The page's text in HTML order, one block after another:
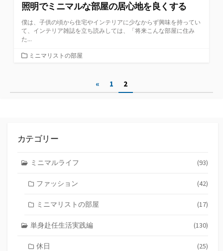
照明でミニマルな部屋の居心地を良くする
僕は、子供の頃から住宅やインテリアに少なからず興味を持ってい
て、インテリア雑誌を立ち読みしては、「将来こんな部屋に住み
た...
カ
ー
ミニマリストの部屋
ビ
« 1 2
カテゴリー
ミニマルライフ (93)
ファッション (42)
ミニマリストの部屋 (17)
単身赴任生活実践編 (130)
休日 (25)